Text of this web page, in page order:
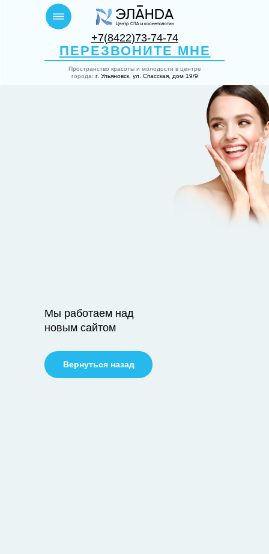
Пространство красоты и молодости в центре
города: г. Ульяновск, ул. Спасская, дом 19/9
+7(8422)73-74-74
ПЕРЕЗВОНИТЕ МНЕ
Мы работаем над
новым сайтом
Вернуться назад